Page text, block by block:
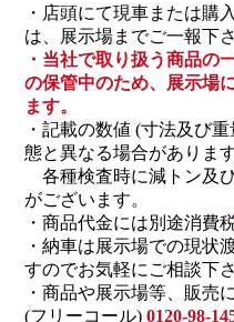
・店頭にて現車または購
は、展示場までご一報下さ
・当社で取り扱う商品の
の保管中のため、展示場
ます。
・記載の数値 (寸法及び
態と異なる場合があります
各種検査時に減トン及
がございます。
・商品代金には別途消費
・納車は展示場での現状
すのでお気軽にご相談下さ
・商品や展示場等、販売
(フリーコール) 0120-98-